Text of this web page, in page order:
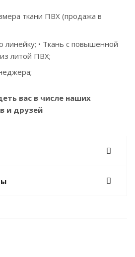
ткани ПВХ (продажа в
• Ткань с повышенной
литой ПВХ;
вас в числе наших
и друзей